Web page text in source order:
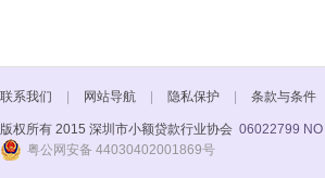
联系我们 网站导航 隐私保护 条款与条件
版权所有 2015 深圳市小额贷款行业协会 06022799 NO
粤公网安备 44030402001869号